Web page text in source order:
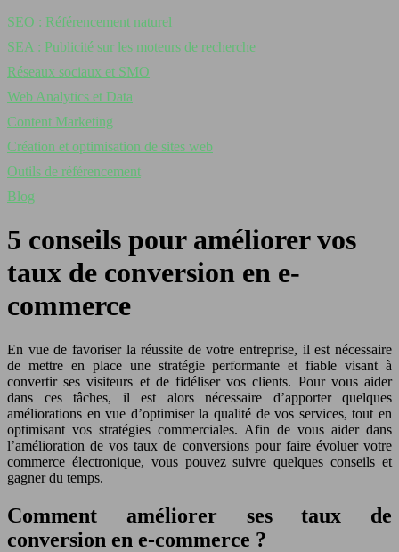
SEO : Référencement naturel
SEA : Publicité sur les moteurs de recherche
Réseaux sociaux et SMO
Web Analytics et Data
Content Marketing
Création et optimisation de sites web
Outils de référencement
Blog
5 conseils pour améliorer vos
taux de conversion en e-
commerce
En vue de favoriser la réussite de votre entreprise, il est nécessaire
de mettre en place une stratégie performante et fiable visant à
convertir ses visiteurs et de fidéliser vos clients. Pour vous aider
dans ces tâches, il est alors nécessaire d’apporter quelques
améliorations en vue d’optimiser la qualité de vos services, tout en
optimisant vos stratégies commerciales. Afin de vous aider dans
l’amélioration de vos taux de conversions pour faire évoluer votre
commerce électronique, vous pouvez suivre quelques conseils et
gagner du temps.
Comment améliorer ses taux de
conversion en e-commerce ?